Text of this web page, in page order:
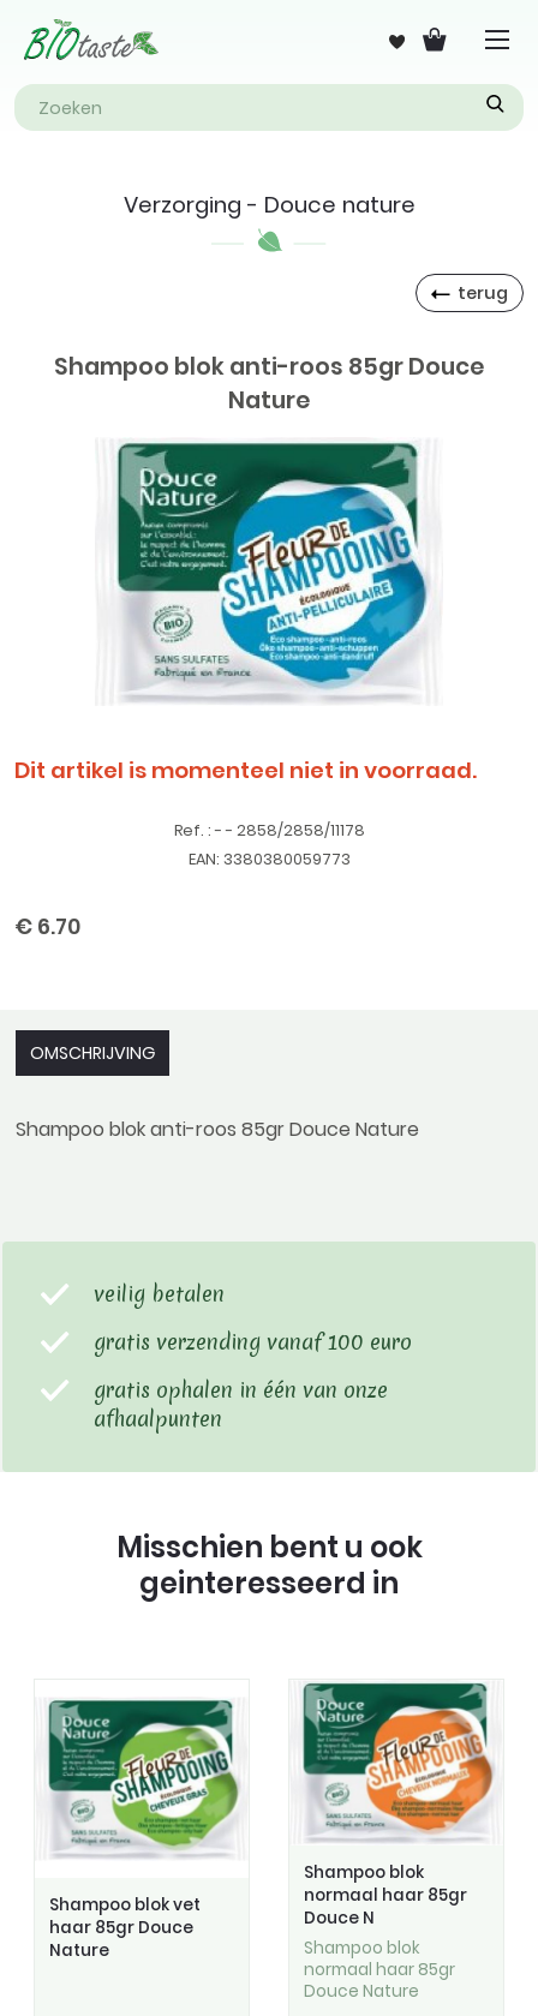
Verzorging - Douce nature
terug
Shampoo blok anti-roos 85gr Douce
Nature
Dit artikel is momenteel niet in voorraad.
Ref. : - - 2858/2858/11178
EAN: 3380380059773
€ 6.70
OMSCHRIJVING
Shampoo blok anti-roos 85gr Douce Nature
veilig betalen
gratis verzending vanaf 100 euro
gratis ophalen in één van onze
afhaalpunten
Misschien bent u ook
geinteresseerd in
Shampoo blok vet
haar 85gr Douce
Nature
Shampoo blok
normaal haar 85gr
Douce N
Shampoo blok
normaal haar 85gr
Douce Nature